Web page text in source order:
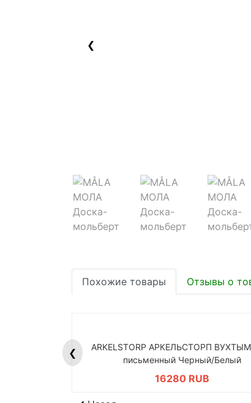
❮
Похожие товары Отзывы о
❮
ARKELSTORP АРКЕЛЬСТОРП ВУХТЫМ
письменный Черный/Белый
16280 RUB